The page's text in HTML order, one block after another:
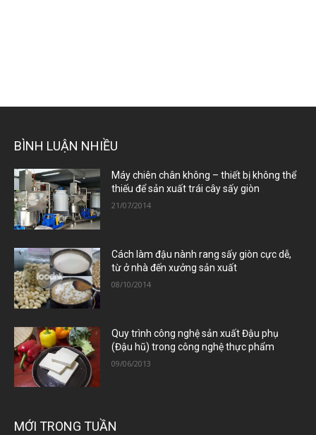
BÌNH LUẬN NHIỀU
Máy chiên chân không – thiết bị không thể
thiếu để sản xuất trái cây sấy giòn
21/07/2014
Cách làm đậu nành rang sấy giòn cực dễ,
từ ở nhà đến xưởng sản xuất
08/10/2014
Quy trình công nghệ sản xuất Đậu phụ
(Đậu hũ) trong công nghệ thực phẩm
09/06/2013
MỚI TRONG TUẦN